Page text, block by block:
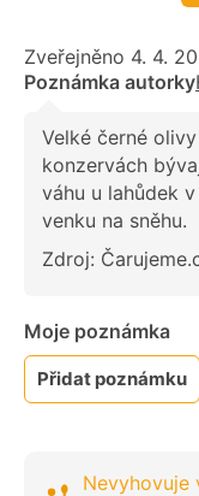
Zveřejněno 4. 4.
Poznámka autorky
Velké černé
konzervách
váhu u lahůdek
venku na sněhu.
Zdroj:
Moje poznámka
Přidat poznámku
Nevyhovuje